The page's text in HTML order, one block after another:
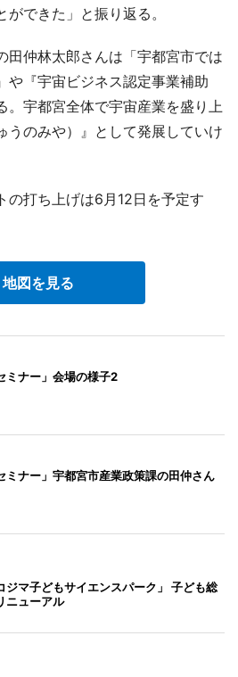
できた」と振り返る。
仲林太郎さんは「宇都宮市では
や『宇宙ビジネス認定事業補助
。宇都宮全体で宇宙産業を盛り上
うのみや）』として発展していけ
打ち上げは6月12日を予定す
地図を見る
ミナー」会場の様子2
ミナー」宇都宮市産業政策課の田仲さん
ジマ子どもサイエンスパーク」 子ども総
ニューアル